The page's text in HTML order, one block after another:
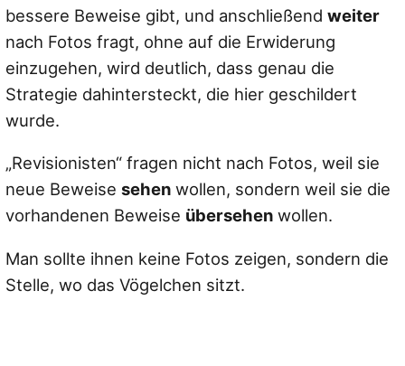
bessere Beweise gibt, und anschließendweiter
nach Fotos fragt, ohne auf die Erwiderung
einzugehen, wird deutlich, dass genau die
Strategie dahintersteckt, die hier geschildert
wurde.
„Revisionisten“ fragen nicht nach Fotos, weil sie
neue Beweisesehen wollen, sondern weil sie die
vorhandenen Beweise übersehen wollen.
Man sollte ihnen keine Fotos zeigen, sondern die
Stelle, wo das Vögelchen sitzt.